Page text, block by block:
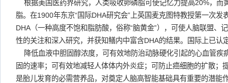
根据美国医药界研究，人类吸收卵磷脂可使记忆力提高20%，而
脂。在1900年东京“国际DHA研究会”上英国麦克图特教授第一次发
DHA（一种高度不饱和脂肪酸，俗称“脑黄金”），可使人脑联盟、
性的关注和深入研究，并获知鳝内中富含DHA的结果。国际上已认
降低血液中胆固醇浓度，可有效地防治动脉硬化引起的心血管疾
固的速率；可有效地减轻人体体内外炎症；可防止癌细胞的扩散；
是胎儿发育的必需营养品，对奠定人脑高智能基础具有重要的潜能